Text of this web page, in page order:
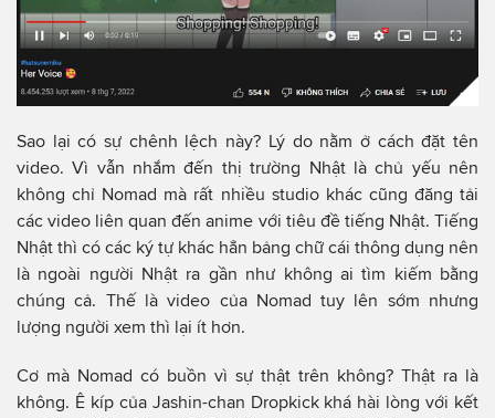
Sao lại có sự chênh lệch này? Lý do nằm ở cách đặt tên
video. Vì vẫn nhắm đến thị trường Nhật là chủ yếu nên
không chỉ Nomad mà rất nhiều studio khác cũng đăng tải
các video liên quan đến anime với tiêu đề tiếng Nhật. Tiếng
Nhật thì có các ký tự khác hẳn bảng chữ cái thông dụng nên
là ngoài người Nhật ra gần như không ai tìm kiếm bằng
chúng cả. Thế là video của Nomad tuy lên sớm nhưng
lượng người xem thì lại ít hơn.
Cơ mà Nomad có buồn vì sự thật trên không? Thật ra là
không. Ê kíp của Jashin-chan Dropkick khá hài lòng với kết